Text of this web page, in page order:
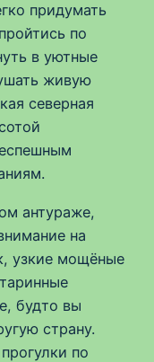
придумать
по
в уютные
живую
северная
антураже,
на
узкие мощёные
будто вы
страну.
по